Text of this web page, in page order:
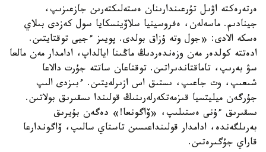
ەرتەرەكتە اۋىل تۇرعىندارىنان ەستەلىكتەرىن جازعىزىپ،
جينادىم. ماسەلەن، ەفروسينيا سلاۆينسكايا سول كەزدى بىلاي
ەسكە الادى: «جول وتە ۇزاق بولدى. پويىز ءجيى توقتايتىن.
ادەتتە كولدەر مەن وزەندەردىڭ ماڭىنا ايالداپ، ادامدار مەن مالعا
سۋ بەرىپ، تاماقتاندىراتىن. توقتاعان ساتتە جۇرت دالاعا
شىعىپ، وت جاعىپ، ىستىق اس ازىرلەيتىن. ءبىزدى الىپ
جۇرگەن ميليتسيا قىزمەتكەرلەرىنىڭ قولىندا ىسقىرىق بولاتىن.
ىسقىرىق ءۇنى ەستىلىپ، «ۆاگونعا!» دەگەن بۇيرىق
بەرىلگەندە، ادامدار قولىنداعىسىن تاستاي سالىپ، ۆاگوندارعا
قاراي جۇگىرەتىن.